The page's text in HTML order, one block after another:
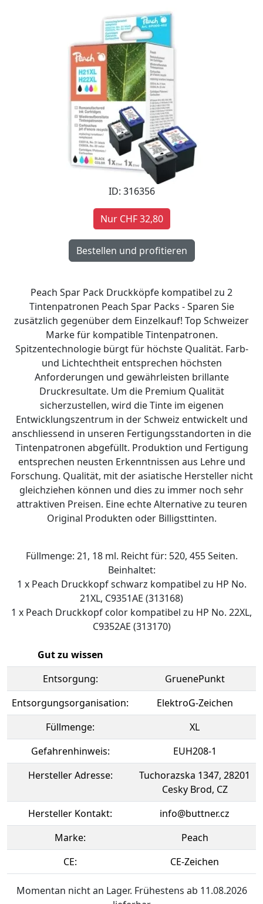
ID: 316356
Nur CHF 32,80
Peach Spar Pack Druckköpfe kompatibel zu 2
Tintenpatronen Peach Spar Packs - Sparen Sie
zusätzlich gegenüber dem Einzelkauf! Top Schweizer
Marke für kompatible Tintenpatronen.
Spitzentechnologie bürgt für höchste Qualität. Farb-
und Lichtechtheit entsprechen höchsten
Anforderungen und gewährleisten brillante
Druckresultate. Um die Premium Qualität
sicherzustellen, wird die Tinte im eigenen
Entwicklungszentrum in der Schweiz entwickelt und
anschliessend in unseren Fertigungsstandorten in die
Tintenpatronen abgefüllt. Produktion und Fertigung
entsprechen neusten Erkenntnissen aus Lehre und
Forschung. Qualität, mit der asiatische Hersteller nicht
gleichziehen können und dies zu immer noch sehr
attraktiven Preisen. Eine echte Alternative zu teuren
Original Produkten oder Billigsttinten.
Füllmenge: 21, 18 ml. Reicht für: 520, 455 Seiten.
Beinhaltet:
1 x Peach Druckkopf schwarz kompatibel zu HP No.
21XL, C9351AE (313168)
1 x Peach Druckkopf color kompatibel zu HP No. 22XL,
C9352AE (313170)
Gut zu wissen
Entsorgung:
GruenePunkt
Entsorgungsorganisation:
ElektroG-Zeichen
Füllmenge:
XL
Gefahrenhinweis:
EUH208-1
Hersteller Adresse:
Tuchorazska 1347, 28201
Cesky Brod, CZ
Hersteller Kontakt:
info@buttner.cz
Marke:
Peach
CE:
CE-Zeichen
Momentan nicht an Lager. Frühestens ab 11.08.2026